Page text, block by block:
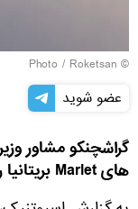
© Photo /
Roketsan
عضو شوید
گراشچنکو مشاور
های Marlet بریتانیا را دریافت کردند.